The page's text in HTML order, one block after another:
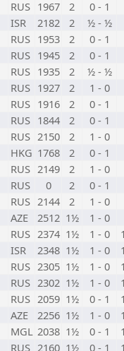
RUS 1967 2
0 - 1
ISR 2182 2
½ - ½
RUS 1953 2
0 - 1
RUS 1945 2
0 - 1
RUS 1935 2
½ - ½
RUS 1927 2
1 - 0
RUS 1916 2
0 - 1
RUS 1844 2
0 - 1
RUS 2150 2
1 - 0
HKG 1768 2
0 - 1
RUS 2149 2
1 - 0
RUS 0 2
0 - 1
RUS 2144 2
1 - 0
AZE 2512 1½
1 - 0
RUS 2374 1½ 1 - 0
ISR 2348 1½ 1 - 0
RUS 2305 1½ 1 - 0
RUS 2302 1½ 1 - 0
RUS 2059 1½ 0 - 1
AZE 2256 1½ 1 - 0
MGL 2038 1½ 0 - 1
RUS 2160 1½ 0 - 1